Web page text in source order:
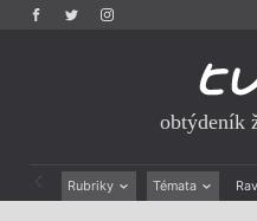
obtýdeník
Rubriky Témata